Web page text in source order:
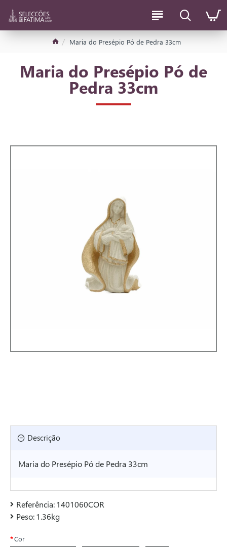
Maria do Presépio Pó de Pedra 33cm
Maria do Presépio Pó de
Pedra 33cm
Descrição
Maria do Presépio Pó de Pedra 33cm
Referência:1401060COR
Peso:1.36kg
Cor